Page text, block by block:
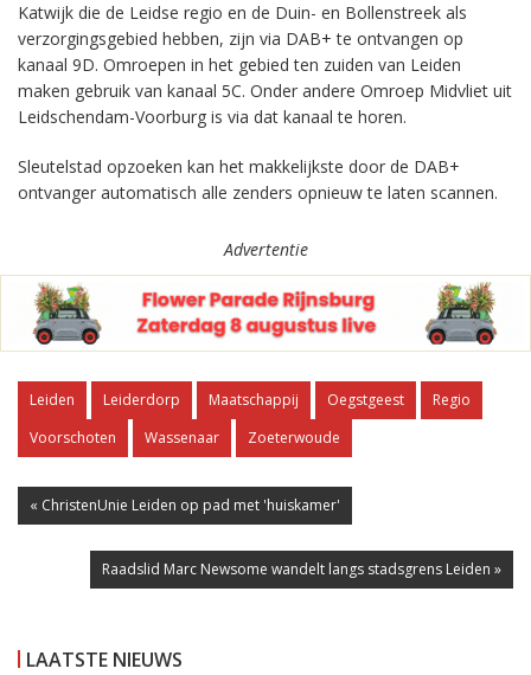
Katwijk die de Leidse regio en de Duin- en Bollenstreek als
verzorgingsgebied hebben, zijn via DAB+ te ontvangen op
kanaal 9D. Omroepen in het gebied ten zuiden van Leiden
maken gebruik van kanaal 5C. Onder andere Omroep Midvliet uit
Leidschendam-Voorburg is via dat kanaal te horen.
Sleutelstad opzoeken kan het makkelijkste door de DAB+
ontvanger automatisch alle zenders opnieuw te laten scannen.
Advertentie
Leiden Leiderdorp Maatschappij Oegstgeest
Regio
Voorschoten
Wassenaar Zoeterwoude
« ChristenUnie Leiden op pad met 'huiskamer'
Raadslid Marc Newsome wandelt langs stadsgrens Leiden »
LAATSTE NIEUWS